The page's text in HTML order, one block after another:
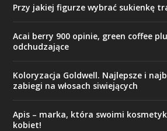
Przy jakiej figurze wybrać sukienkę
Acai berry 900 opinie, green coffee
odchudzające
Koloryzacja Goldwell. Najlepsze i
zabiegi na włosach siwiejących
Apis – marka, która swoimi
kobiet!